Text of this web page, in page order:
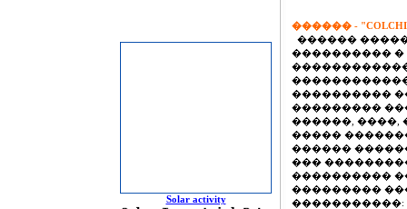
Solar activity
������ -
������
����������
����������
���������
������, ����,
�����
������
���
����������
���������
�����������: